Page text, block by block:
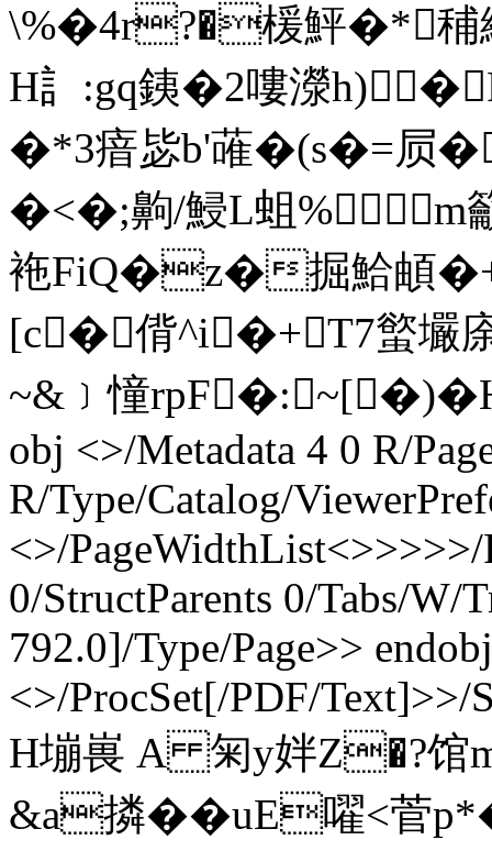
\%�4r?�楥鮃�*秿
H訁:gq銕�2嘍濴h)
�*3瘖毖b'蓶�(s�=屃
�<�;齁/鮼L蛆
袘FiQ�z�掘鮯頔
[c�偝^i�+T7螸
~&﹞憧
obj <>/Metadata 4 0 R/
R/Type/Catalog/
<>/PageWidthList<>>>>>/
0/StructParents 0/Tabs/
792.0]/Type/Page>>
<>/ProcSet[/PDF/Text]>>/
H塴嵔 A 匊y姅Z�?馆
&a撛�� uE嚁<菅